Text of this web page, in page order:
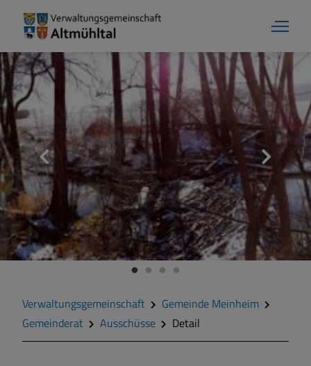
Verwaltungsgemeinschaft
Gemeinde Meinheim
Gemeinderat
Ausschüsse Detail